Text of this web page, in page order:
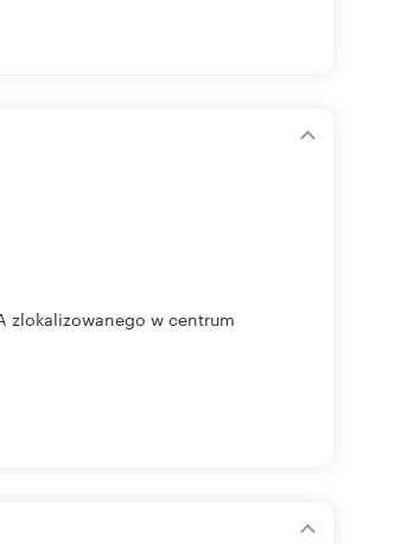
zlokalizowanego w centrum